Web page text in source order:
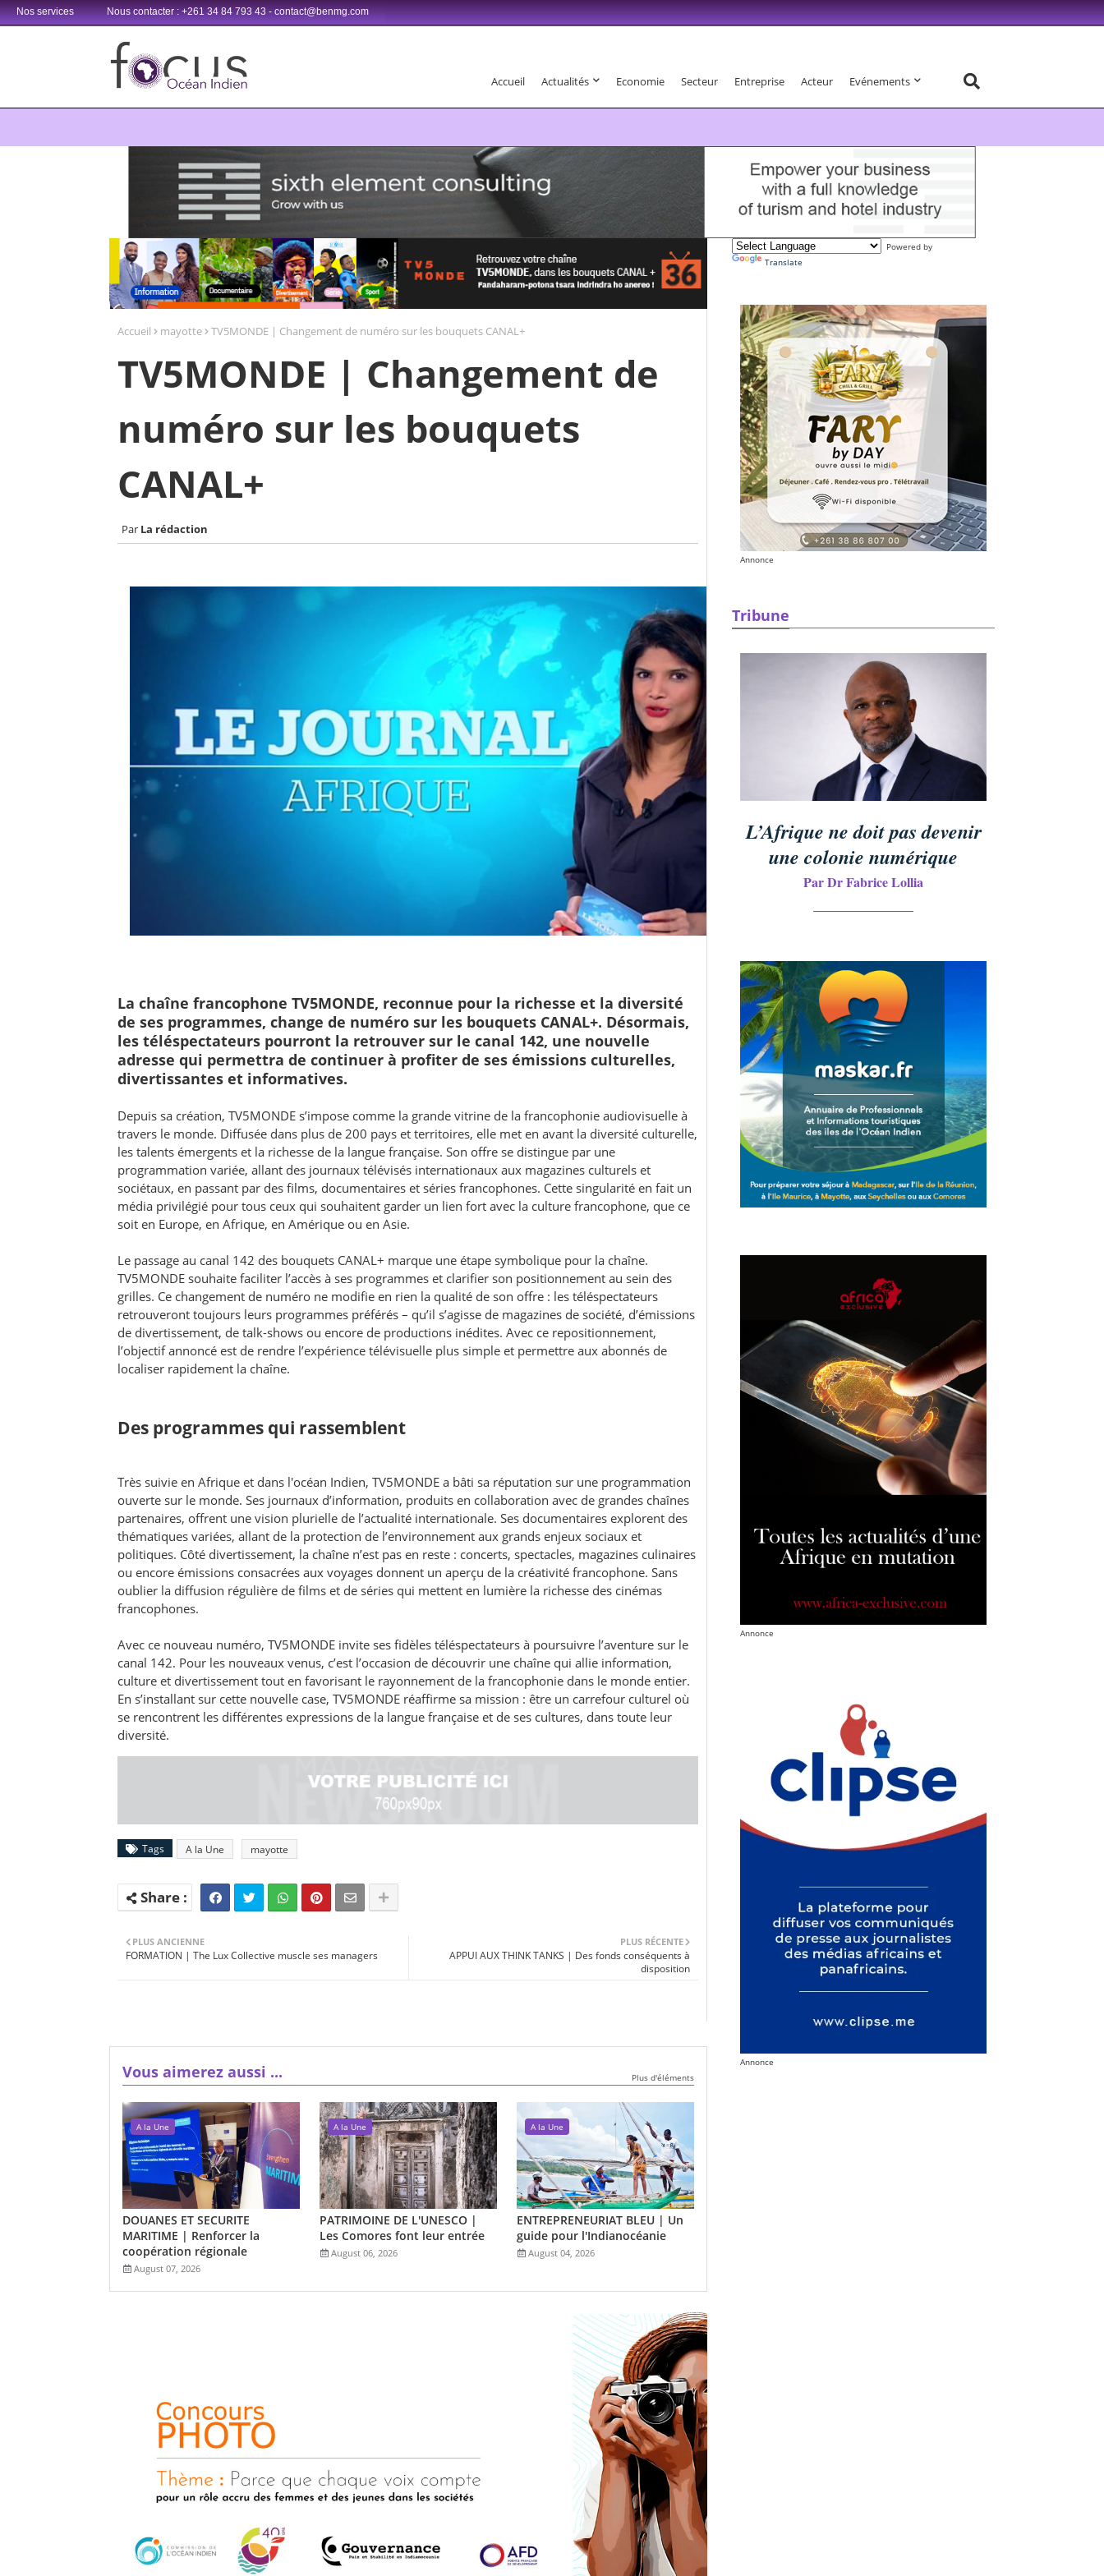
Nos services Nous contacter : +261 34 84 793 43 - contact@benmg.com
Accueil Actualités Economie Secteur Entreprise Acteur Evénements
Retrouvez votre chaîne @TV5MONDE, dans les bouquets CANAL+ 36 . Fandaharam-potoana tsara indrindra ho anareo!
Accueil mayotte TV5MONDE | Changement de numéro sur les bouquets CANAL+
TV5MONDE | Changement de
numéro sur les bouquets
CANAL+
La rédaction
La chaîne francophone TV5MONDE, reconnue pour la richesse et la diversité
de ses programmes, change de numéro sur les bouquets CANAL+. Désormais,
les téléspectateurs pourront la retrouver sur le canal 142, une nouvelle
adresse qui permettra de continuer à profiter de ses émissions culturelles,
divertissantes et informatives.
Depuis sa création, TV5MONDE s’impose comme la grande vitrine de la francophonie audiovisuelle à
travers le monde. Diffusée dans plus de 200 pays et territoires, elle met en avant la diversité culturelle,
les talents émergents et la richesse de la langue française. Son offre se distingue par une
programmation variée, allant des journaux télévisés internationaux aux magazines culturels et
sociétaux, en passant par des films, documentaires et séries francophones. Cette singularité en fait un
média privilégié pour tous ceux qui souhaitent garder un lien fort avec la culture francophone, que ce
soit en Europe, en Afrique, en Amérique ou en Asie.
Le passage au canal 142 des bouquets CANAL+ marque une étape symbolique pour la chaîne.
TV5MONDE souhaite faciliter l’accès à ses programmes et clarifier son positionnement au sein des
grilles. Ce changement de numéro ne modifie en rien la qualité de son offre : les téléspectateurs
retrouveront toujours leurs programmes préférés – qu’il s’agisse de magazines de société, d’émissions
de divertissement, de talk-shows ou encore de productions inédites. Avec ce repositionnement,
l’objectif annoncé est de rendre l’expérience télévisuelle plus simple et permettre aux abonnés de
localiser rapidement la chaîne.
Des programmes qui rassemblent
Très suivie en Afrique et dans l'océan Indien, TV5MONDE a bâti sa réputation sur une programmation
ouverte sur le monde. Ses journaux d’information, produits en collaboration avec de grandes chaînes
partenaires, offrent une vision plurielle de l’actualité internationale. Ses documentaires explorent des
thématiques variées, allant de la protection de l’environnement aux grands enjeux sociaux et
politiques. Côté divertissement, la chaîne n’est pas en reste : concerts, spectacles, magazines culinaires
ou encore émissions consacrées aux voyages donnent un aperçu de la créativité francophone. Sans
oublier la diffusion régulière de films et de séries qui mettent en lumière la richesse des cinémas
francophones.
Avec ce nouveau numéro, TV5MONDE invite ses fidèles téléspectateurs à poursuivre l’aventure sur le
canal 142. Pour les nouveaux venus, c’est l’occasion de découvrir une chaîne qui allie information,
culture et divertissement tout en favorisant le rayonnement de la francophonie dans le monde entier.
En s’installant sur cette nouvelle case, TV5MONDE réaffirme sa mission : être un carrefour culturel où
se rencontrent les différentes expressions de la langue française et de ses cultures, dans toute leur
diversité.
Tags A la Une mayotte
PLUS RÉCENTE
APPUI AUX THINK TANKS | Des fonds conséquents à
disposition
PLUS ANCIENNE
FORMATION | The Lux Collective muscle ses managers
Vous aimerez aussi ... Plus d'éléments
A la Une
DOUANES ET SECURITE
MARITIME | Renforcer la
coopération régionale
August 07, 2026
A la Une
PATRIMOINE DE L'UNESCO |
Les Comores font leur entrée
August 06, 2026
A la Une
ENTREPRENEURIAT BLEU | Un
guide pour l'Indianocéanie
August 04, 2026
Powered by
Translate
Annonce
Tribune
L’Afrique ne doit pas devenir
une colonie numérique
Par Dr Fabrice Lollia
Annonce
Annonce